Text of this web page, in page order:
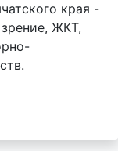
края -
ЖКТ,